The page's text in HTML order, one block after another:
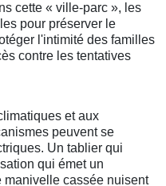
cette « ville-parc », les
pour préserver le
l'intimité des familles
contre les tentatives
et aux
peuvent se
Un tablier qui
qui émet un
manivelle cassée nuisent